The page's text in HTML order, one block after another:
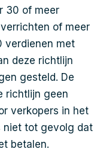
30 of meer
of meer
verdienen met
deze richtlijn
gesteld. De
richtlijn geen
verkopers in het
niet tot gevolg dat
betalen.